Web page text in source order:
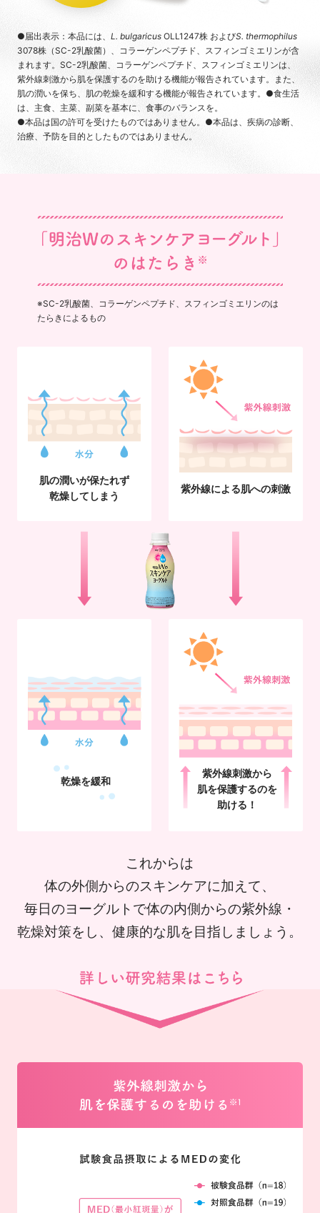
●届出表示：本品には、 L. bulgaricusOLL1247株 およびS. thermophilus
3078株（SC-2乳酸菌）、コラーゲンペプチド、スフィンゴミエリンが含
まれます。SC-2乳酸菌、コラーゲンペプチド、スフィンゴミエリンは、
紫外線刺激から肌を保護するのを助ける機能が報告されています。また、
肌の潤いを保ち、肌の乾燥を緩和する機能が報告されています。●食生活
は、主食、主菜、副菜を基本に、食事のバランスを。
●本品は国の許可を受けたものではありません。●本品は、疾病の診断、
治療、予防を目的としたものではありません。
※SC-2乳酸菌、コラーゲンペプチド、スフィンゴミエリンのは
たらきによるもの
肌の潤いが保たれず
乾燥してしまう
乾燥を緩和
紫外線による肌への刺激
紫外線刺激から
肌を保護するのを
助ける！
これからは
体の外側からのスキンケアに加えて、
毎日のヨーグルトで体の内側からの紫外線・
乾燥対策をし、健康的な肌を目指しましょう。